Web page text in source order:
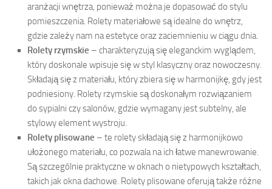
aranżacji wnętrza, ponieważ można je dopasować do stylu
pomieszczenia. Rolety materiałowe są idealne do wnętrz,
gdzie zależy nam na estetyce oraz zaciemnieniu w ciągu dnia.
Rolety rzymskie – charakteryzują się eleganckim wyglądem,
który doskonale wpisuje się w styl klasyczny oraz nowoczesny.
Składają się z materiału, który zbiera się w harmonijkę, gdy jest
podniesiony. Rolety rzymskie są doskonałym rozwiązaniem
do sypialni czy salonów, gdzie wymagany jest subtelny, ale
stylowy element wystroju.
Rolety plisowane – te rolety składają się z harmonijkowo
ułożonego materiału, co pozwala na ich łatwe manewrowanie.
Są szczególnie praktyczne w oknach o nietypowych kształtach,
takich jak okna dachowe. Rolety plisowane oferują także różne